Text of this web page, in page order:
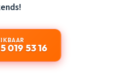
019 53 16